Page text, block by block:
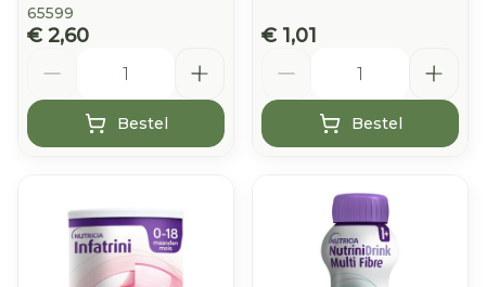
65599
€ 2,60
Bestel
€ 1,01
Bestel